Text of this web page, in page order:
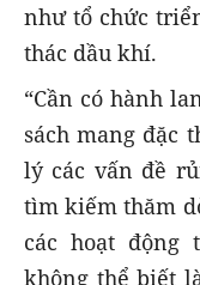
như tổ chức
thác dầu khí.
“Cần có hành
sách mang đặc
lý các vấn đề
tìm kiếm thăm
các hoạt động
không thể biết